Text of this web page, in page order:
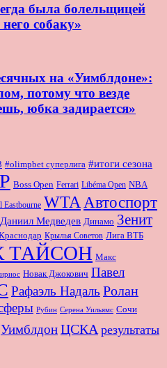
была болельщицей
собаку»
на «Уимблдоне»:
потому что везде
юбка задирается»
#olimpbet суперлига #итоги сезона
Boss Open Ferrari Libéma Open NBA
Eastbourne WTAАвтоспорт
Даниил Медведев Динамо Зенит
Крылья Советов Лига ВТБ
ТАЙСОН Макс
Новак Джокович Павел
Рафаэль Надаль Ролан
Рубин Серена Уильямс Сочи
УимблдонЦСКА результаты